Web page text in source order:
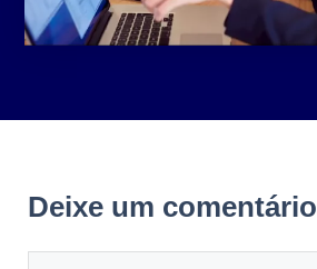
Deixe um comentário